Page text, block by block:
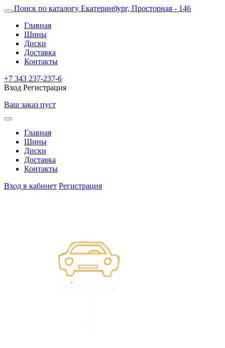
Поиск по каталогу Екатеринбург, Просторная - 146
Главная
Шины
Диски
Доставка
Контакты
+7 343 237-237-6
Вход Регистрация
Ваш заказ пуст
Главная
Шины
Диски
Доставка
Контакты
Вход в кабинет Регистрация